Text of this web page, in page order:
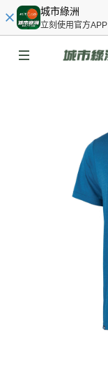
城市綠洲
立刻使用官方APP